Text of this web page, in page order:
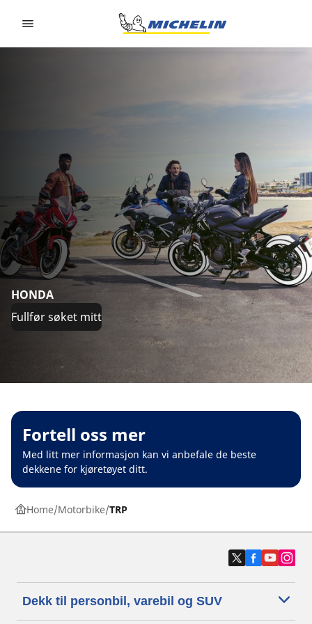
HONDA
Fullfør søket mitt
Fortell oss mer
Med litt mer informasjon kan vi anbefale de beste
dekkene for kjøretøyet ditt.
Home Motorbike TRP
Dekk til personbil, varebil og SUV